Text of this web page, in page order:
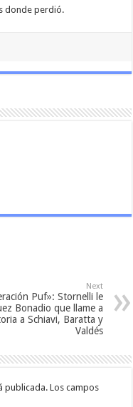
donde perdió.
Next
Puf»: Stornelli le
Bonadio que llame a
a Schiavi, Baratta y
Valdés
publicada. Los campos